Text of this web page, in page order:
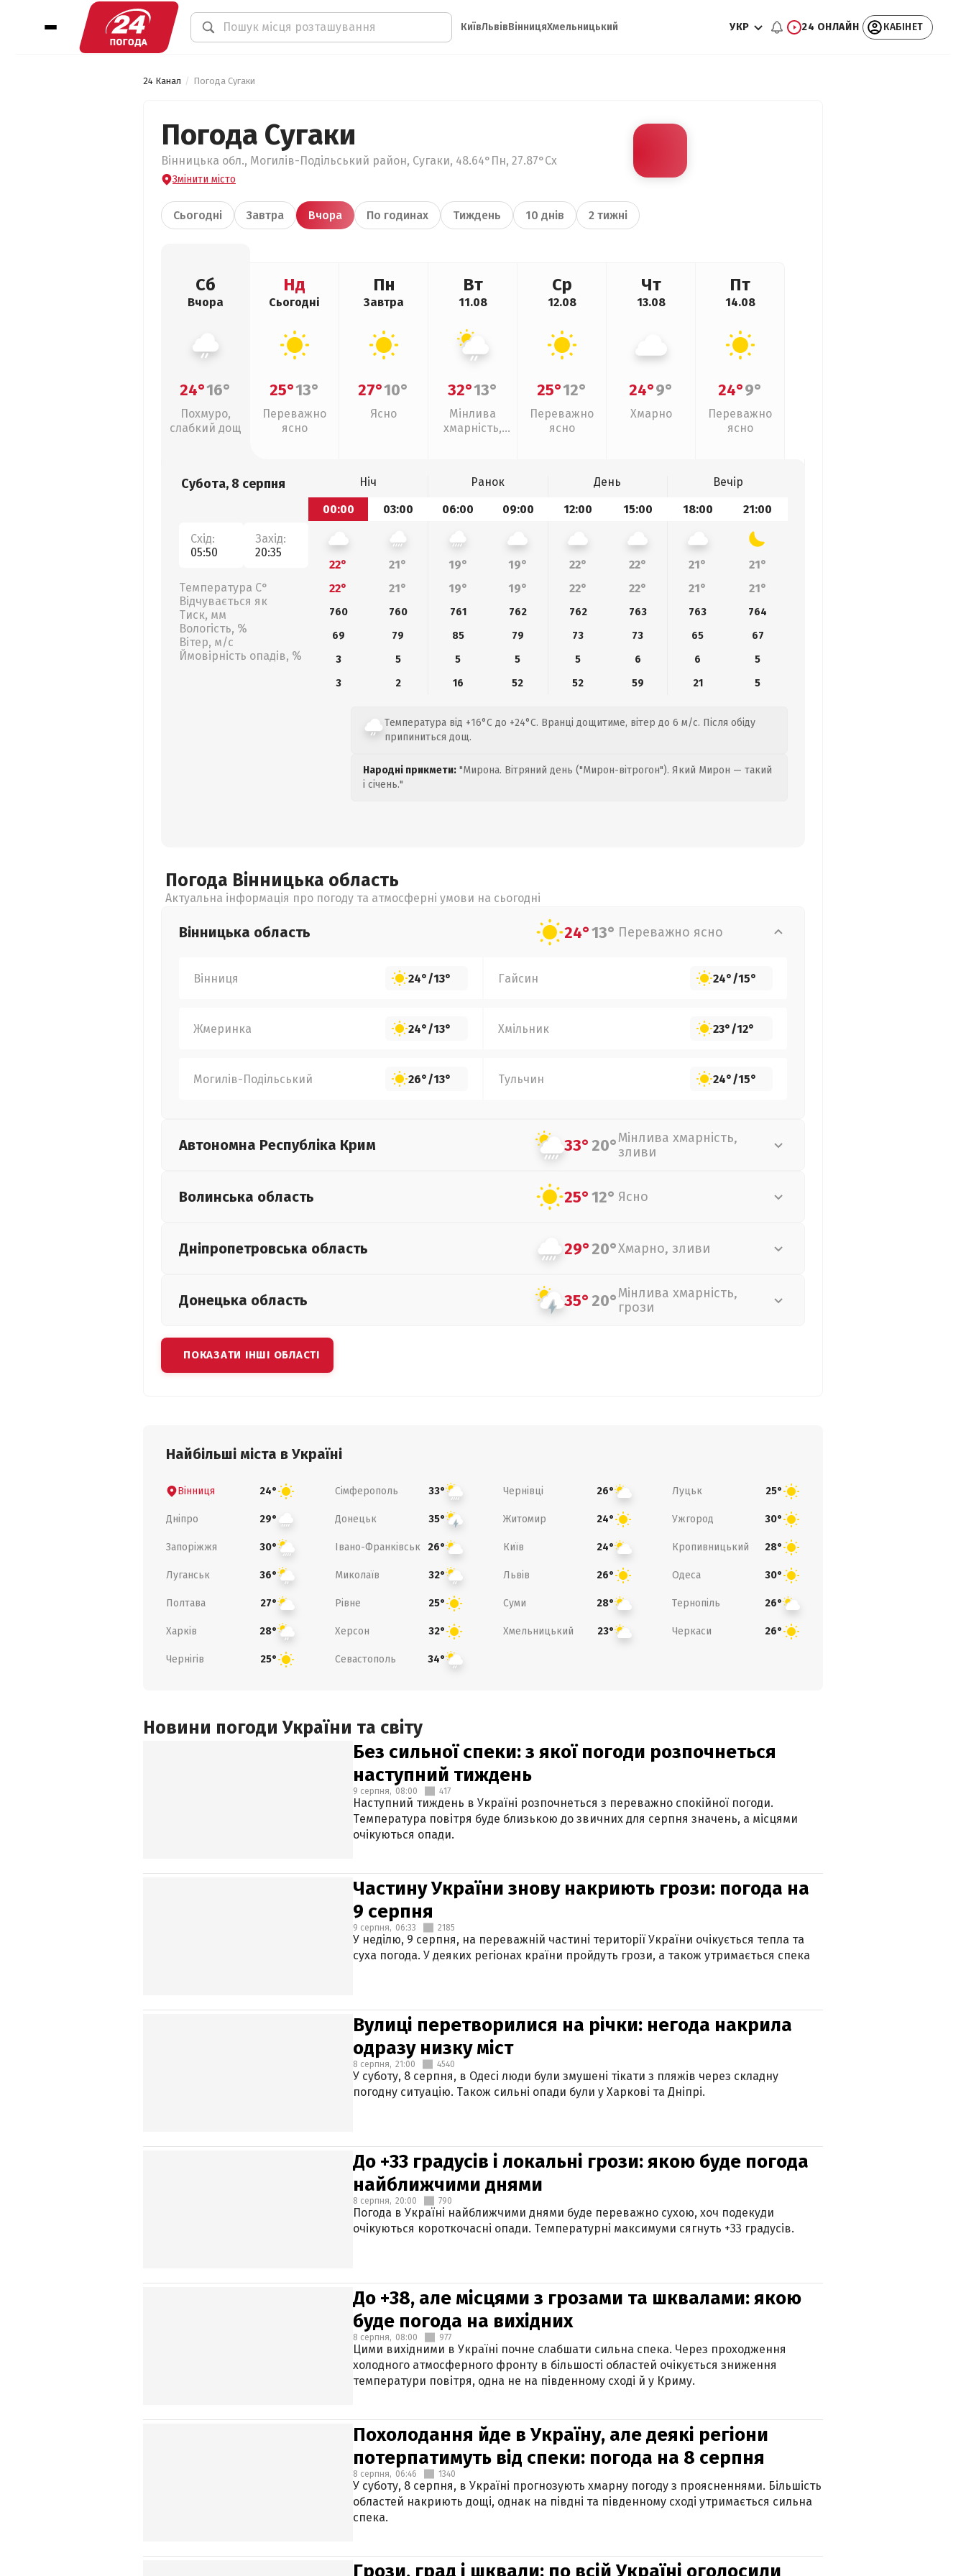
КиївЛьвівВінницяХмельницький УКР 24 ОНЛАЙН КАБІНЕТ
24 Канал Погода Сугаки
Погода Сугаки
Вінницька обл., Могилів-Подільський район, Сугаки, 48.64°Пн, 27.87°Сх
Змінити місто
Сьогодні Завтра Вчора По годинах Тиждень 10 днів 2 тижні
Сб
Вчора
24°16°
Похмуро,
слабкий дощ
Нд
Сьогодні
25°13°
Переважно
ясно
Пн
Завтра
27°10°
Ясно
Вт
11.08
32°13°
Мінлива
хмарність,
Ср
12.08
25°12°
Переважно
ясно
Чт
13.08
24°9°
Хмарно
Пт
14.08
24°9°
Переважно
ясно
Субота, 8 серпня
Схід:
05:50
Захід:
20:35
Температура С°
Відчувається як
Тиск, мм
Вологість, %
Вітер, м/с
Ймовірність опадів, %
Ніч Ранок День
Вечір
00:00
03:00 06:00 09:00 12:00 15:00 18:00 21:00
22° 21° 19° 19° 22° 22° 21°
21°
22°
21° 19° 19° 22° 22° 21° 21°
760 760 761 762 762 763 763
764
69
79 85 79 73 73 65
67
3
5 5 5 5 6 6
5
3
2 16 52 52 59 21 5
Температура від +16°C до +24°C. Вранці дощитиме, вітер до 6 м/с. Після обіду
припиниться дощ.
Народні прикмети: "Мирона. Вітряний день ("Мирон-вітрогон"). Який Мирон — такий
і січень."
Погода Вінницька область
Актуальна інформація про погоду та атмосферні умови на сьогодні
Вінницька область 24°13° Переважно ясно
Вінниця 24°/13° Гайсин 24°/15°
Жмеринка 24°/13° Хмільник 23°/12°
Могилів-Подільський 26°/13° Тульчин 24°/15°
Автономна Республіка Крим 33°20°Мінлива хмарність,
зливи
Волинська область 25°12° Ясно
Дніпропетровська область 29°20°Хмарно, зливи
Донецька область 35°20°Мінлива хмарність,
грози
ПОКАЗАТИ ІНШІ ОБЛАСТІ
Найбільші міста в Україні
Вінниця 24° Сімферополь 33° Чернівці 26° Луцьк 25°
Дніпро 29° Донецьк 35° Житомир 24° Ужгород 30°
Запоріжжя 30° Івано-Франківськ 26° Київ 24° Кропивницький 28°
Луганськ 36° Миколаїв 32° Львів 26° Одеса 30°
Полтава 27° Рівне 25° Суми 28° Тернопіль 26°
Харків 28° Херсон 32° Хмельницький 23° Черкаси 26°
Чернігів 25° Севастополь 34°
Новини погоди України та світу
Без сильної спеки: з якої погоди розпочнеться
наступний тиждень
9 серпня, 08:00 417
Наступний тиждень в Україні розпочнеться з переважно спокійної погоди.
Температура повітря буде близькою до звичних для серпня значень, а місцями
очікуються опади.
Частину України знову накриють грози: погода на
9 серпня
9 серпня, 06:33 2185
У неділю, 9 серпня, на переважній частині території України очікується тепла та
суха погода. У деяких регіонах країни пройдуть грози, а також утримається спека
Вулиці перетворилися на річки: негода накрила
одразу низку міст
8 серпня, 21:00 4540
У суботу, 8 серпня, в Одесі люди були змушені тікати з пляжів через складну
погодну ситуацію. Також сильні опади були у Харкові та Дніпрі.
До +33 градусів і локальні грози: якою буде погода
найближчими днями
8 серпня, 20:00 790
Погода в Україні найближчими днями буде переважно сухою, хоч подекуди
очікуються короткочасні опади. Температурні максимуми сягнуть +33 градусів.
До +38, але місцями з грозами та шквалами: якою
буде погода на вихідних
8 серпня, 08:00 977
Цими вихідними в Україні почне слабшати сильна спека. Через проходження
холодного атмосферного фронту в більшості областей очікується зниження
температури повітря, одна не на південному сході й у Криму.
Похолодання йде в Україну, але деякі регіони
потерпатимуть від спеки: погода на 8 серпня
8 серпня, 06:46 1340
У суботу, 8 серпня, в Україні прогнозують хмарну погоду з проясненнями. Більшість
областей накриють дощі, однак на півдні та південному сході утримається сильна
спека.
Грози, град і шквали: по всій Україні оголосили